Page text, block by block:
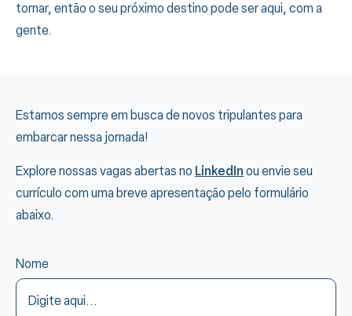
tornar, então o seu próximo destino pode ser aqui, com a
gente.
Estamos sempre em busca de novos tripulantes para
embarcar nessa jornada!
Explore nossas vagas abertas no LinkedIn ou envie seu
currículo com uma breve apresentação pelo formulário
abaixo.
Nome